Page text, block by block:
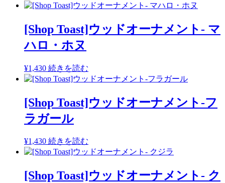
[Shop Toast]ウッドオーナメント- マ
ハロ・ホヌ
¥1,430 続きを読む
[Shop Toast]ウッドオーナメント-フ
ラガール
¥1,430 続きを読む
[Shop Toast]ウッドオーナメント- ク